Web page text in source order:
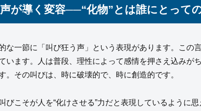
が導く変容──“化物”とは誰にとって
な一節に「叫び狂う声」という表現があります。この
います。人は普段、理性によって感情を押さえ込みが
。その叫びは、時に破壊的で、時に創造的です。
びこそが人を“化けさせる”力だと表現しているように